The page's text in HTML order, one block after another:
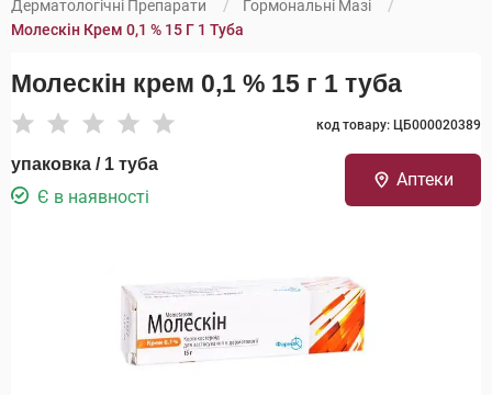
Дерматологічні Препарати
Гормональні Мазі
Молескін Крем 0,1 % 15 Г 1 Туба
Молескін крем 0,1 % 15 г 1 туба
код товару: ЦБ000020389
упаковка / 1 туба
Є в наявності
Аптеки